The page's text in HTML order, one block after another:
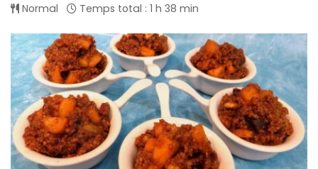
Normal Temps total : 1 h 38 min